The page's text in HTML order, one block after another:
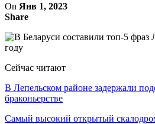
On Янв 1, 2023
Share
Сейчас читают
В Лепельском районе задержали
браконьерстве
Самый высокий открытый